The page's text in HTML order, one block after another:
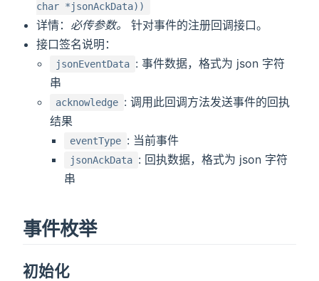
char *jsonAckData))
详情：必传参数。
针对事件的注册回调接口。
接口签名说明：
jsonEventData : 事件数据，格式为 json 字符
串
acknowledge : 调用此回调方法发送事件的回执
结果
eventType : 当前事件
jsonAckData : 回执数据，格式为 json 字符
串
事件枚举
初始化